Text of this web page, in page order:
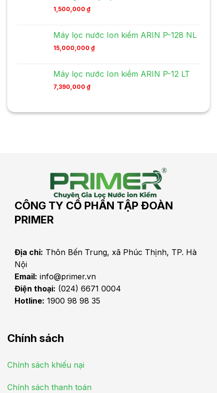
1,500,000 ₫
Máy lọc nước Ion kiềm ARIN P-128 NL
15,000,000 ₫
Máy lọc nước Ion kiềm ARIN P-12 LT
7,390,000 ₫
CÔNG TY CỔ PHẦN TẬP ĐOÀN
PRIMER
Địa chỉ: Thôn Bến Trung, xã Phúc Thịnh, TP. Hà
Nội
Email: info@primer.vn
Điện thoại: (024) 6671 0004
Hotline: 1900 98 98 35
Chính sách
Chính sách khiếu nại
Chính sách thanh toán